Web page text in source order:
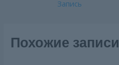
Запись
Похожие записи